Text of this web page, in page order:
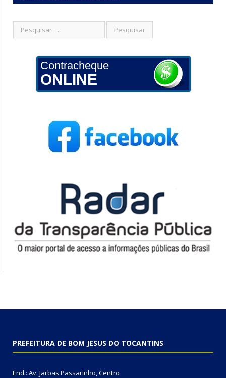
Contracheque
ONLINE
PREFEITURA DE BOM JESUS DO TOCANTINS
End.: Av. Jarbas Passarinho, Centro